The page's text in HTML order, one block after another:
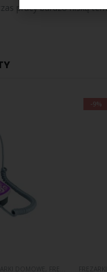
pracy bardzo niską
-9%